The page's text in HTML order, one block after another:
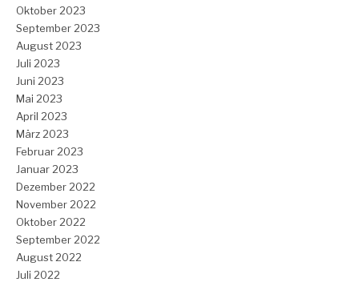
Oktober 2023
September 2023
August 2023
Juli 2023
Juni 2023
Mai 2023
April 2023
März 2023
Februar 2023
Januar 2023
Dezember 2022
November 2022
Oktober 2022
September 2022
August 2022
Juli 2022